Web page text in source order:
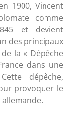
1900, Vincent
comme
et devient
des principaux
la « Dépêche
dans une
dépêche,
provoquer le